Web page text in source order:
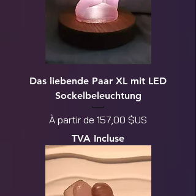
Das liebende Paar XL mit LED
Sockelbeleuchtung
À partir de 157,00 $US
Prix promotionnel
TVA Incluse